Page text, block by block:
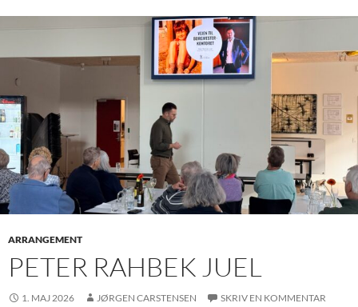
ARRANGEMENT
PETER RAHBEK JUEL
1. MAJ 2026 JØRGEN CARSTENSEN SKRIV EN KOMMENTAR